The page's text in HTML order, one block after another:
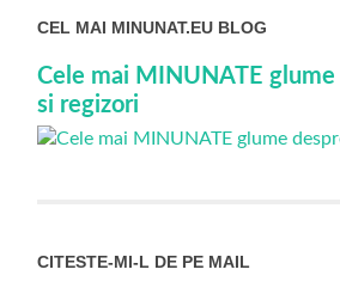
CEL MAI MINUNAT.EU BLOG
Cele mai MINUNATE
si regizori
CITESTE-MI-L DE PE MAIL